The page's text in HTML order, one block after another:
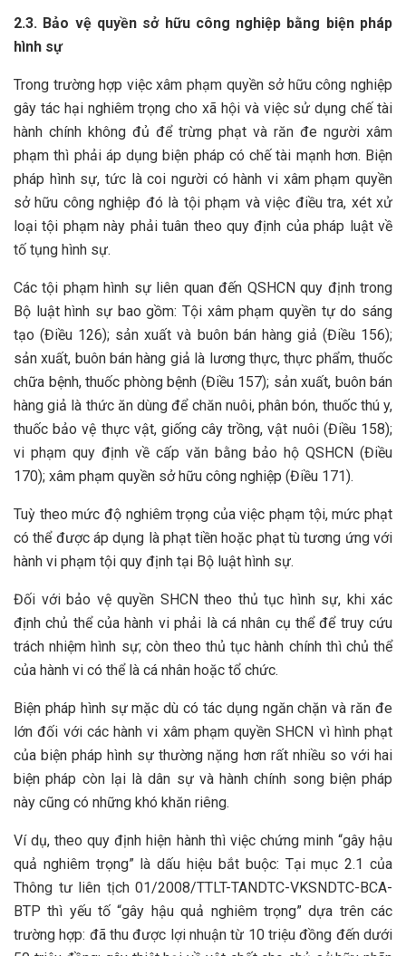
2.3. Bảo vệ quyền sở hữu công nghiệp bằng biện pháp
hình sự
Trong trường hợp việc xâm phạm quyền sở hữu công nghiệp
gây tác hại nghiêm trọng cho xã hội và việc sử dụng chế tài
hành chính không đủ để trừng phạt và răn đe người xâm
phạm thì phải áp dụng biện pháp có chế tài mạnh hơn. Biện
pháp hình sự, tức là coi người có hành vi xâm phạm quyền
sở hữu công nghiệp đó là tội phạm và việc điều tra, xét xử
loại tội phạm này phải tuân theo quy định của pháp luật về
tố tụng hình sự.
Các tội phạm hình sự liên quan đến QSHCN quy định trong
Bộ luật hình sự bao gồm: Tội xâm phạm quyền tự do sáng
tạo (Điều 126); sản xuất và buôn bán hàng giả (Điều 156);
sản xuất, buôn bán hàng giả là lương thực, thực phẩm, thuốc
chữa bệnh, thuốc phòng bệnh (Điều 157); sản xuất, buôn bán
hàng giả là thức ăn dùng để chăn nuôi, phân bón, thuốc thú y,
thuốc bảo vệ thực vật, giống cây trồng, vật nuôi (Điều 158);
vi phạm quy định về cấp văn bằng bảo hộ QSHCN (Điều
170); xâm phạm quyền sở hữu công nghiệp (Điều 171).
Tuỳ theo mức độ nghiêm trọng của việc phạm tội, mức phạt
có thể được áp dụng là phạt tiền hoặc phạt tù tương ứng với
hành vi phạm tội quy định tại Bộ luật hình sự.
Đối với bảo vệ quyền SHCN theo thủ tục hình sự, khi xác
định chủ thể của hành vi phải là cá nhân cụ thể để truy cứu
trách nhiệm hình sự; còn theo thủ tục hành chính thì chủ thể
của hành vi có thể là cá nhân hoặc tổ chức.
Biện pháp hình sự mặc dù có tác dụng ngăn chặn và răn đe
lớn đối với các hành vi xâm phạm quyền SHCN vì hình phạt
của biện pháp hình sự thường nặng hơn rất nhiều so với hai
biện pháp còn lại là dân sự và hành chính song biện pháp
này cũng có những khó khăn riêng.
Ví dụ, theo quy định hiện hành thì việc chứng minh “gây hậu
quả nghiêm trọng” là dấu hiệu bắt buộc: Tại mục 2.1 của
Thông tư liên tịch 01/2008/TTLT-TANDTC-VKSNDTC-BCA-
BTP thì yếu tố “gây hậu quả nghiêm trọng” dựa trên các
trường hợp: đã thu được lợi nhuận từ 10 triệu đồng đến dưới